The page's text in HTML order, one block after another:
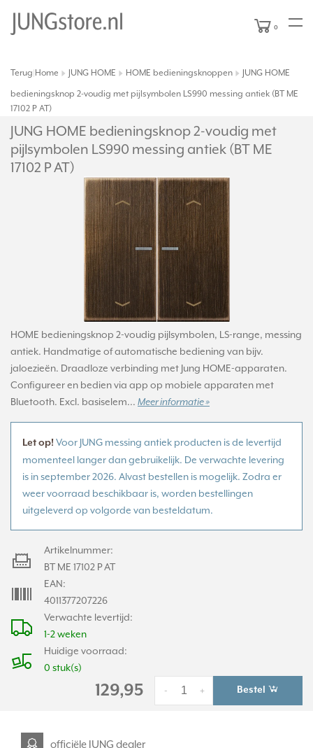
0
Terug Home JUNG HOME HOME bedieningsknoppen JUNG HOME
bedieningsknop 2-voudig met pijlsymbolen LS990 messing antiek (BT ME
17102 P AT)
JUNG HOME bedieningsknop 2-voudig met
pijlsymbolen LS990 messing antiek (BT ME
17102 P AT)
HOME bedieningsknop 2-voudig pijlsymbolen, LS-range, messing
antiek. Handmatige of automatische bediening van bijv.
jaloezieën. Draadloze verbinding met Jung HOME-apparaten.
Configureer en bedien via app op mobiele apparaten met
Bluetooth. Excl. basiselem... Meer informatie »
Let op!Voor JUNG messing antiek producten is de levertijd
momenteel langer dan gebruikelijk. De verwachte levering
is in september 2026. Alvast bestellen is mogelijk. Zodra er
weer voorraad beschikbaar is, worden bestellingen
uitgeleverd op volgorde van besteldatum.
Verwachte levertijd:
1-2 weken
Huidige voorraad:
0 stuk(s)
Artikelnummer:
BT ME 17102 P AT
EAN:
4011377207226
129,95 +
- Bestel
officiële JUNG dealer